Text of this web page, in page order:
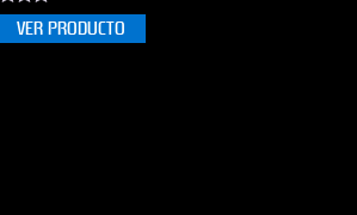
VER PRODUCTO